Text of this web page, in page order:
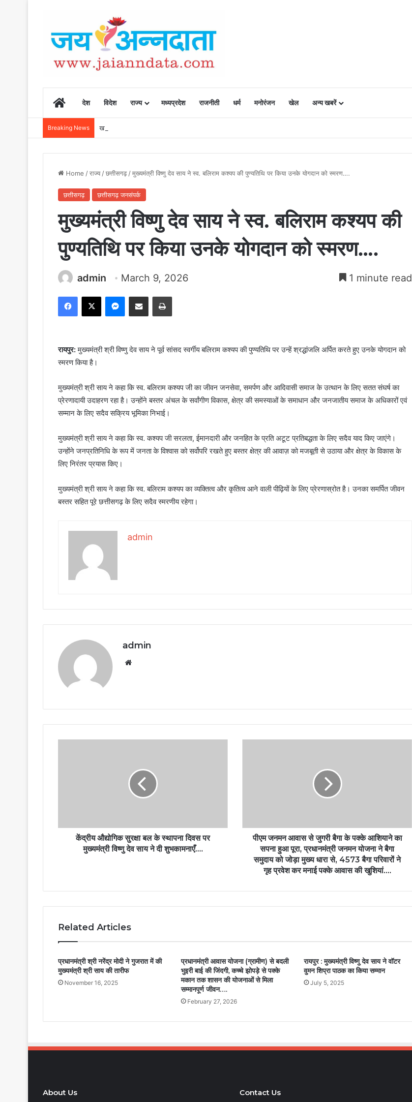
Homeदेश विदेश राज्य मध्यप्रदेश राजनीती धर्म मनोरंजन खेल अन्य खबरें
Breaking News खाद, बीज और उर्वरकों की समय पर उपलब्धता से किसानों में उत्साह, नैनो डीएपी और नैनो यूरिया बने किसानों के भरोसेमंद कृषि साथी…..
Home /राज्य/छत्तीसगढ़/मुख्यमंत्री विष्णु देव साय ने स्व. बलिराम कश्यप की पुण्यतिथि पर किया उनके योगदान को स्मरण….
छत्तीसगढ़ छत्तीसगढ़ जनसंपर्क
मुख्यमंत्री विष्णु देव साय ने स्व. बलिराम कश्यप की
पुण्यतिथि पर किया उनके योगदान को स्मरण….
admin March 9, 2026 1 minute read
Facebook
X Messenger
Share via Email Print
रायपुर:मुख्यमंत्री श्री विष्णु देव साय ने पूर्व सांसद स्वर्गीय बलिराम कश्यप की पुण्यतिथि पर उन्हें श्रद्धांजलि अर्पित करते हुए उनके योगदान को
स्मरण किया है।
मुख्यमंत्री श्री साय ने कहा कि स्व. बलिराम कश्यप जी का जीवन जनसेवा, समर्पण और आदिवासी समाज के उत्थान के लिए सतत संघर्ष का
प्रेरणादायी उदाहरण रहा है। उन्होंने बस्तर अंचल के सर्वांगीण विकास, क्षेत्र की समस्याओं के समाधान और जनजातीय समाज के अधिकारों एवं
सम्मान के लिए सदैव सक्रिय भूमिका निभाई।
मुख्यमंत्री श्री साय ने कहा कि स्व. कश्यप जी सरलता, ईमानदारी और जनहित के प्रति अटूट प्रतिबद्धता के लिए सदैव याद किए जाएंगे।
उन्होंने जनप्रतिनिधि के रूप में जनता के विश्वास को सर्वोपरि रखते हुए बस्तर क्षेत्र की आवाज़ को मजबूती से उठाया और क्षेत्र के विकास के
लिए निरंतर प्रयास किए।
मुख्यमंत्री श्री साय ने कहा कि स्व. बलिराम कश्यप का व्यक्तित्व और कृतित्व आने वाली पीढ़ियों के लिए प्रेरणास्रोत है। उनका समर्पित जीवन
बस्तर सहित पूरे छत्तीसगढ़ के लिए सदैव स्मरणीय रहेगा।
admin
admin
केंद्रीय औद्योगिक सुरक्षा बल के स्थापना दिवस पर
मुख्यमंत्री विष्णु देव साय ने दी शुभकामनाएँ….
पीएम जनमन आवास से जुगरी बैगा के पक्के आशियाने का
सपना हुआ पूरा, प्रधानमंत्री जनमन योजना ने बैगा
समुदाय को जोड़ा मुख्य धारा से, 4573 बैगा परिवारों ने
गृह प्रवेश कर मनाई पक्के आवास की खुशियां….
Related Articles
प्रधानमंत्री श्री नरेंद्र मोदी ने गुजरात में की
मुख्यमंत्री श्री साय की तारीफ
November 16, 2025
प्रधानमंत्री आवास योजना (ग्रामीण) से बदली
भुइरी बाई की जिंदगी, कच्चे झोपड़े से पक्के
मकान तक शासन की योजनाओं से मिला
सम्मानपूर्ण जीवन….
February 27, 2026
रायपुर : मुख्यमंत्री विष्णु देव साय ने वॉटर
वुमन शिप्रा पाठक का किया सम्मान
July 5, 2025
About Us Contact Us